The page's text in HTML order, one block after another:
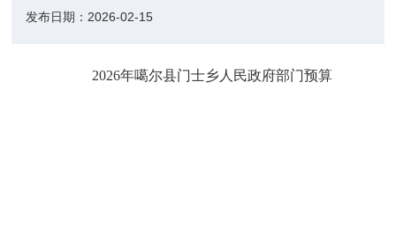
发布日期： 2026-02-15
2026年噶尔县门士乡人民政府部门预算